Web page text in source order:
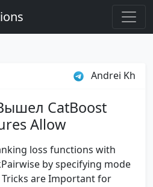
Andrei Kh
CatBoost
Allow
loss functions with
by specifying mode
Tricks are Important for